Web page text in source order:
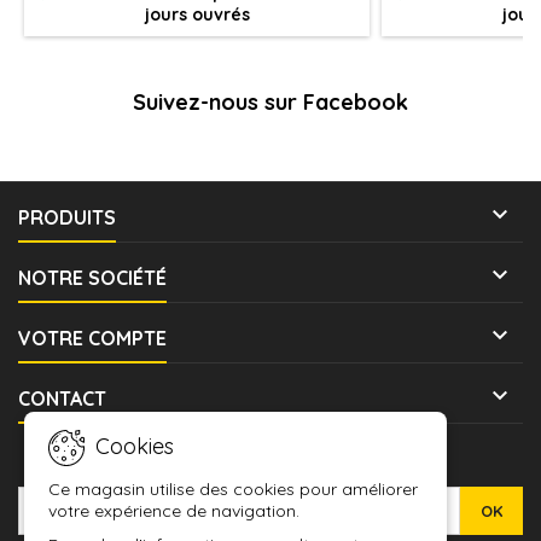
jours ouvrés
Suivez-nous sur Facebook
PRODUITS 
NOTRE SOCIÉTÉ 
VOTRE COMPTE 
CONTACT 
Cookies
Ce magasin utilise des cookies pour améliorer
votre expérience de navigation.
LETTRE D'INFORMATIONS